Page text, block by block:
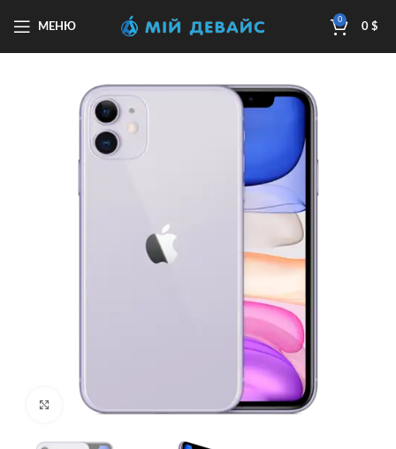
МЕНЮ
0
0 $
Клацніть, щоб збільшити